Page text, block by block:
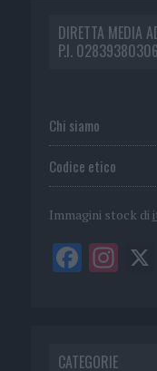
DIRETTA MEDIA
P.I. 02839380306
Chi siamo
Codice etico
Immagini stock di
CATEGORIE